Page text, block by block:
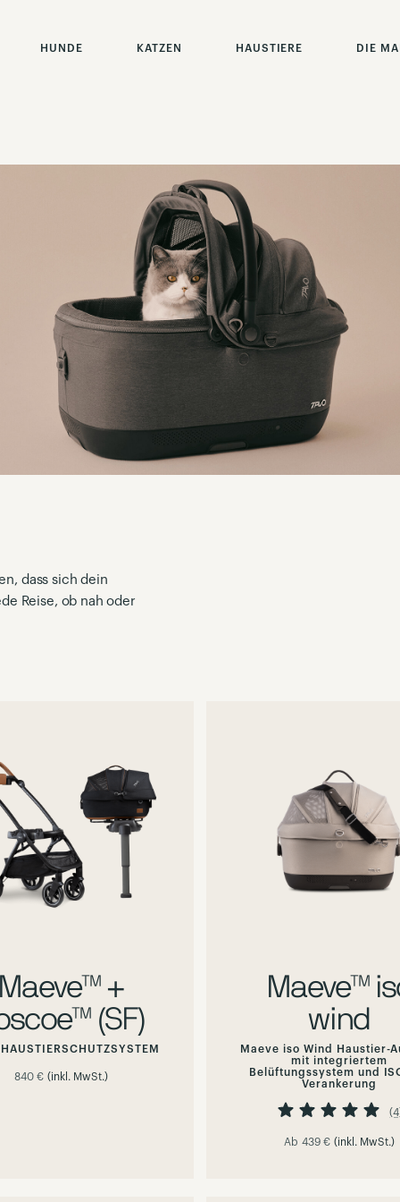
HUNDE KATZEN HAUSTIERE DIE
dass sich dein
Reise, ob nah oder
+
(SF)
840 € (inkl. MwSt.)
Maeve™
wind
Maeve iso Wind Haustier-
mit integriertem
Belüftungssystem und
Verankerung
Bewertung:
Ab 439 € (inkl. MwSt.)